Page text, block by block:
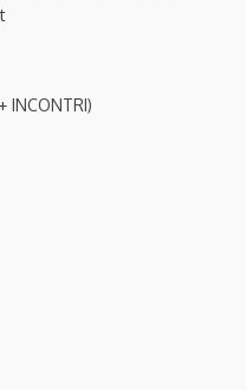
INCONTRI)